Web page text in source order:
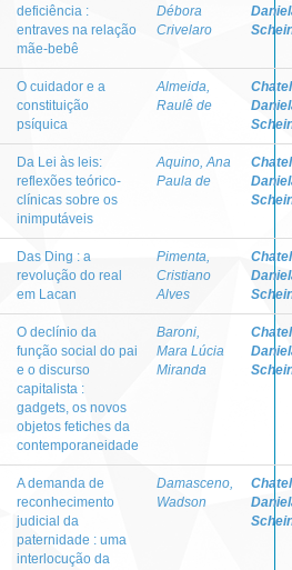
deficiência :
entraves na relação
mãe-bebê
Débora
Crivelaro
O cuidador e a
constituição
psíquica
Almeida,
Raulê de
Da Lei às leis:
reflexões teórico-
clínicas sobre os
inimputáveis
Aquino, Ana
Paula de
Das Ding : a
revolução do real
em Lacan
Pimenta,
Cristiano
Alves
O declínio da
função social do pai
e o discurso
capitalista :
gadgets, os novos
objetos fetiches da
contemporaneidade
Baroni,
Mara Lúcia
Miranda
A demanda de
reconhecimento
judicial da
paternidade : uma
interlocução da
Damasceno,
Wadson